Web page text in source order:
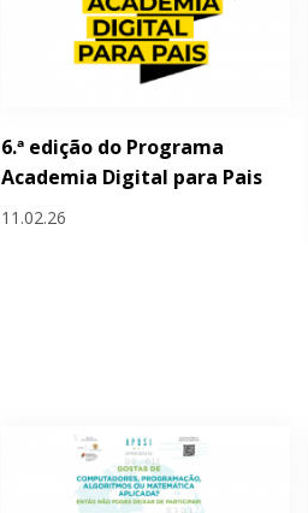
6.ª edição do Programa
Academia Digital para Pais
11.02.26